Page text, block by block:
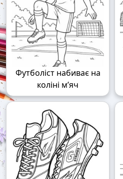
Футболіст набиває на
коліні м’яч